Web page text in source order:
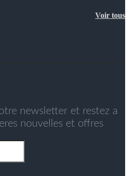
Voir tous
newsletter et restez a
nouvelles et offres